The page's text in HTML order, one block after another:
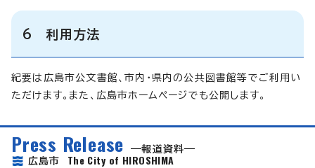
6 利用方法
紀要は広島市公文書館、市内・県内の公共図書館等でご利用い
ただけます。また、広島市ホームページでも公開します。
Press Release
報道資料
広島市 The City of HIROSHIMA